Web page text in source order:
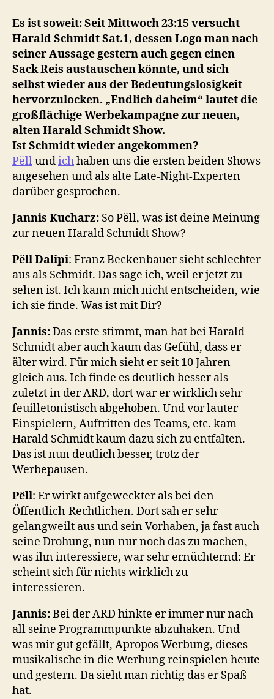
Es ist soweit: Seit Mittwoch 23:15 versucht
Harald Schmidt Sat.1, dessen Logo man nach
seiner Aussage gestern auch gegen einen
Sack Reis austauschen könnte, und sich
selbst wieder aus der Bedeutungslosigkeit
hervorzulocken. „Endlich daheim“ lautet die
großflächige Werbekampagne zur neuen,
alten Harald Schmidt Show.
Ist Schmidt wieder angekommen?
Pëllundichhaben uns die ersten beiden Shows
angesehen und als alte Late-Night-Experten
darüber gesprochen.
Jannis Kucharz: So Pëll, was ist deine Meinung
zur neuen Harald Schmidt Show?
Pëll Dalipi: Franz Beckenbauer sieht schlechter
aus als Schmidt. Das sage ich, weil er jetzt zu
sehen ist. Ich kann mich nicht entscheiden, wie
ich sie finde. Was ist mit Dir?
Jannis:Das erste stimmt, man hat bei Harald
Schmidt aber auch kaum das Gefühl, dass er
älter wird. Für mich sieht er seit 10 Jahren
gleich aus. Ich finde es deutlich besser als
zuletzt in der ARD, dort war er wirklich sehr
feuilletonistisch abgehoben. Und vor lauter
Einspielern, Auftritten des Teams, etc. kam
Harald Schmidt kaum dazu sich zu entfalten.
Das ist nun deutlich besser, trotz der
Werbepausen.
Pëll: Er wirkt aufgeweckter als bei den
Öffentlich-Rechtlichen. Dort sah er sehr
gelangweilt aus und sein Vorhaben, ja fast auch
seine Drohung, nun nur noch das zu machen,
was ihn interessiere, war sehr ernüchternd: Er
scheint sich für nichts wirklich zu
interessieren.
Jannis:Bei der ARD hinkte er immer nur nach
all seine Programmpunkte abzuhaken. Und
was mir gut gefällt, Apropos Werbung, dieses
musikalische in die Werbung reinspielen heute
und gestern. Da sieht man richtig das er Spaß
hat.